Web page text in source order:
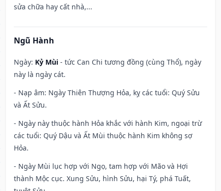
sửa chữa hay cất nhà,...
Ngũ Hành
Ngày: Kỷ Mùi - tức Can Chi tương đồng (cùng Thổ), ngày
này là ngày cát.
- Nạp âm: Ngày Thiên Thượng Hỏa, kỵ các tuổi: Quý Sửu
và Ất Sửu.
- Ngày này thuộc hành Hỏa khắc với hành Kim, ngoại trừ
các tuổi: Quý Dậu và Ất Mùi thuộc hành Kim không sợ
Hỏa.
- Ngày Mùi lục hợp với Ngọ, tam hợp với Mão và Hợi
thành Mộc cục. Xung Sửu, hình Sửu, hại Tý, phá Tuất,